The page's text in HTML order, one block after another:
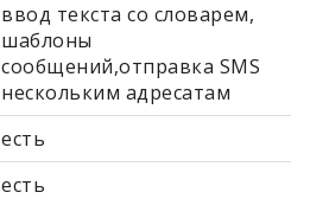
ввод текста со словарем,
шаблоны
сообщений,отправка SMS
нескольким адресатам
есть
есть